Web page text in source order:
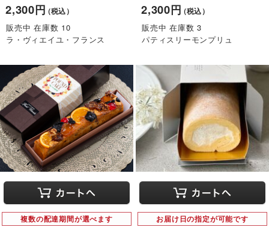
2,300円（税込）
販売中 在庫数 10
ラ・ヴィエイユ・フランス
2,300円（税込）
販売中 在庫数 3
パティスリーモンプリュ
複数の配達期間が選べます お届け日の指定が可能です